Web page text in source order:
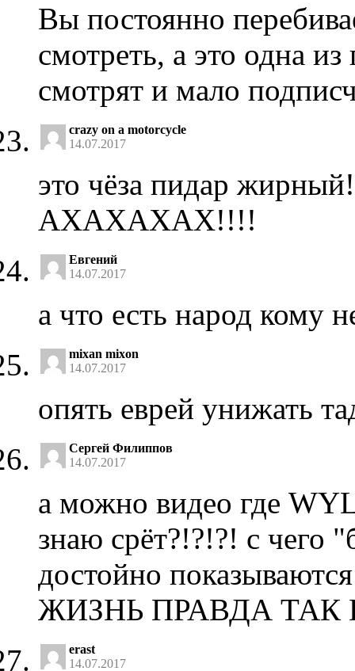
Вы постоянно
смотреть, а это одна
смотрят и мало
crazy on a motorcycle
14.07.2017
это чёза пидар
АХАХАХАХ!!!!
Евгений
14.07.2017
а что есть народ кому
mixan mixon
14.07.2017
опять еврей унижать
Сергей Филиппов
14.07.2017
а можно видео где
знаю срёт?!?!?! с чего
достойно
ЖИЗНЬ ПРАВДА ТАК
erast
14.07.2017